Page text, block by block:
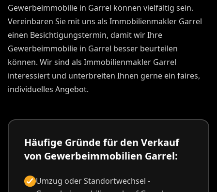
Gewerbeimmobilie in Garrel können vielfältig sein.
Vereinbaren Sie mit uns als Immobilienmakler Garrel
einen Besichtigungstermin, damit wir Ihre
Gewerbeimmobilie in Garrel besser beurteilen
können. Wir sind als Immobilienmakler Garrel
interessiert und unterbreiten Ihnen gerne ein faires,
individuelles Angebot.
Häufige Gründe für den Verkauf
von Gewerbeimmobilien Garrel:
Umzug oder Standortwechsel -